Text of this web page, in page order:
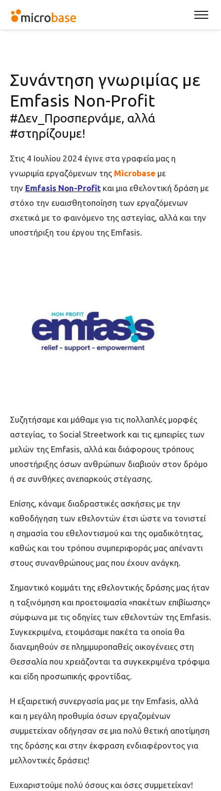
Συνάντηση γνωριμίας με
Emfasis Non-Profit
#Δεν_Προσπερνάμε, αλλά
#στηρίζουμε!
Στις 4 Ιουλίου 2024 έγινε στα γραφεία μας η
γνωριμία εργαζόμενων της Microbase με
την Emfasis Non-Profit και μια εθελοντική δράση με
στόχο την ευαισθητοποίηση των εργαζόμενων
σχετικά με το φαινόμενο της αστεγίας, αλλά και την
υποστήριξη του έργου της Emfasis.
Συζητήσαμε και μάθαμε για τις πολλαπλές μορφές
αστεγίας, το Social Streetwork και τις εμπειρίες των
μελών της Emfasis, αλλά και διάφορους τρόπους
υποστήριξης όσων ανθρώπων διαβιούν στον δρόμο
ή σε συνθήκες ανεπαρκούς στέγασης.
Επίσης, κάναμε διαδραστικές ασκήσεις με την
καθοδήγηση των εθελοντών έτσι ώστε να τονιστεί
η σημασία του εθελοντισμού και της ομαδικότητας,
καθώς και του τρόπου συμπεριφοράς μας απέναντι
στους συνανθρώπους μας που έχουν ανάγκη.
Σημαντικό κομμάτι της εθελοντικής δράσης μας ήταν
η ταξινόμηση και προετοιμασία «πακέτων επιβίωσης»
σύμφωνα με τις οδηγίες των εθελοντών της Emfasis.
Συγκεκριμένα, ετοιμάσαμε πακέτα τα οποία θα
διανεμηθούν σε πλημμυροπαθείς οικογένειες στη
Θεσσαλία που χρειάζονται τα συγκεκριμένα τρόφιμα
και είδη προσωπικής φροντίδας.
Η εξαιρετική συνεργασία μας με την Emfasis, αλλά
και η μεγάλη προθυμία όσων εργαζομένων
συμμετείχαν οδήγησαν σε μια πολύ θετική αποτίμηση
της δράσης και στην έκφραση ενδιαφέροντος για
μελλοντικές δράσεις!
Ευχαριστούμε πολύ όσους και όσες συμμετείχαν!